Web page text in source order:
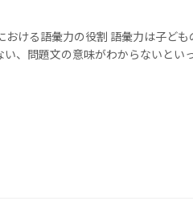
ける語彙力の役割 語彙力は子ど
、問題文の意味がわからないとい